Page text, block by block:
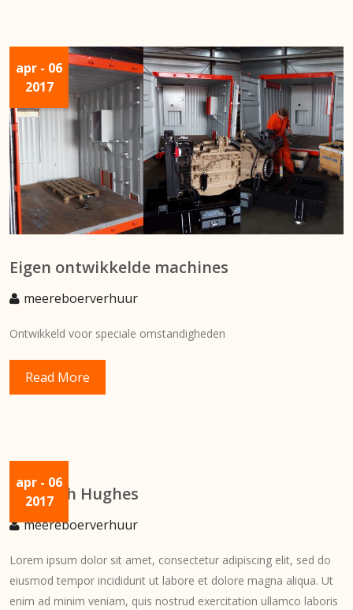
apr - 06
2017
Eigen ontwikkelde machines
meereboerverhuur
Ontwikkeld voor speciale omstandigheden
Read More
apr - 06
2017
Deborah Hughes
meereboerverhuur
Lorem ipsum dolor sit amet, consectetur adipiscing elit, sed do
eiusmod tempor incididunt ut labore et dolore magna aliqua. Ut
enim ad minim veniam, quis nostrud exercitation ullamco laboris